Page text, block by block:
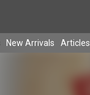
New Arrivals Articles